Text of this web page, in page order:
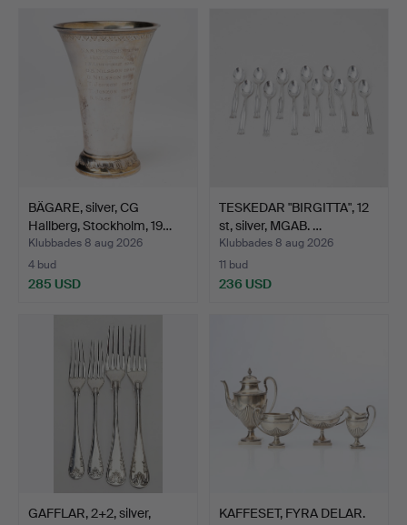
BÄGARE, silver, CG
Hallberg, Stockholm, 19…
Klubbades 8 aug 2026
4 bud
285 USD
TESKEDAR "BIRGITTA", 12
st, silver, MGAB. …
Klubbades 8 aug 2026
11 bud
236 USD
GAFFLAR, 2+2, silver,
KAFFESET, FYRA DELAR.